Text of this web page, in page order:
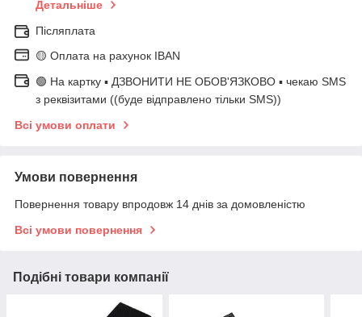
Детальніше
Післяплата
🟡 Оплата на рахунок IBAN
🟢 На картку ▪️ ДЗВОНИТИ НЕ ОБОВ'ЯЗКОВО ▪️ чекаю SMS
з реквізитами ((буде відправлено тільки SMS))
Всі умови оплати
Умови повернення
Повернення товару впродовж 14 днів за домовленістю
Всі умови повернення
Подібні товари компанії